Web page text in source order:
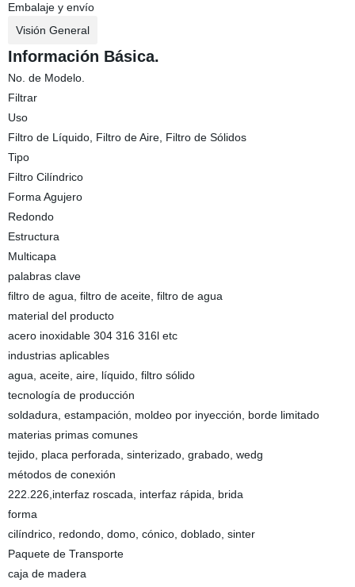
Embalaje y envío
Visión General
Información Básica.
No. de Modelo.
Filtrar
Uso
Filtro de Líquido, Filtro de Aire, Filtro de Sólidos
Tipo
Filtro Cilíndrico
Forma Agujero
Redondo
Estructura
Multicapa
palabras clave
filtro de agua, filtro de aceite, filtro de agua
material del producto
acero inoxidable 304 316 316l etc
industrias aplicables
agua, aceite, aire, líquido, filtro sólido
tecnología de producción
soldadura, estampación, moldeo por inyección, borde limitado
materias primas comunes
tejido, placa perforada, sinterizado, grabado, wedg
métodos de conexión
222.226,interfaz roscada, interfaz rápida, brida
forma
cilíndrico, redondo, domo, cónico, doblado, sinter
Paquete de Transporte
caja de madera